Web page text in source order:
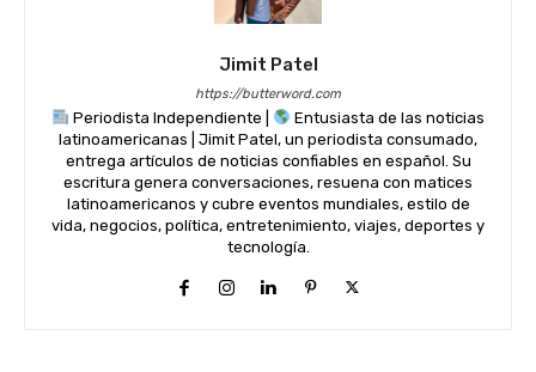
Jimit Patel
https://butterword.com
Periodista Independiente |
Entusiasta de las noticias
latinoamericanas | Jimit Patel, un periodista consumado,
entrega artículos de noticias confiables en español. Su
escritura genera conversaciones, resuena con matices
latinoamericanos y cubre eventos mundiales, estilo de
vida, negocios, política, entretenimiento, viajes, deportes y
tecnología.